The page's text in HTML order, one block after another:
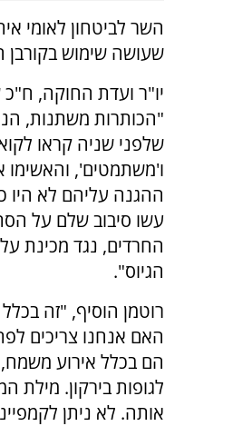
השר לביטחון לאומי
שעושה שימוש בקורבן
יו"ר ועדת החוקה,
"הכותרות משתנות,
שלפני שניה קראו
ו'משתמטים', והאשימו
ההגנה עליהם לא היו
עשו סיבוב שלם על
החרדים, נגד מכינת
הגיוס".
רוטמן הוסיף, "‏זה
האם אנחנו צריכים
הם בכלל אירוע משמח,
לגופות בירקון. מילת
אותה. ‏לא ניתן